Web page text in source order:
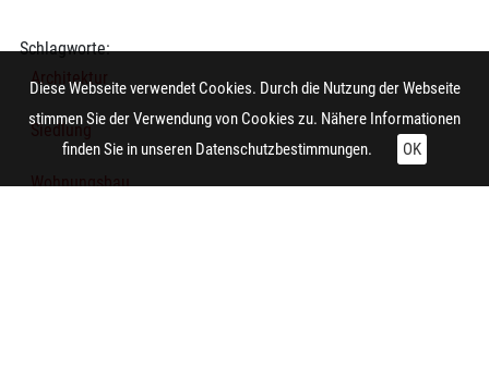
Schlagworte:
Architektur
Siedlung
Wohnungsbau
Diese Webseite verwendet Cookies. Durch die Nutzung der Webseite
stimmen Sie der Verwendung von Cookies zu. Nähere Informationen
finden Sie in unseren Datenschutzbestimmungen. OK